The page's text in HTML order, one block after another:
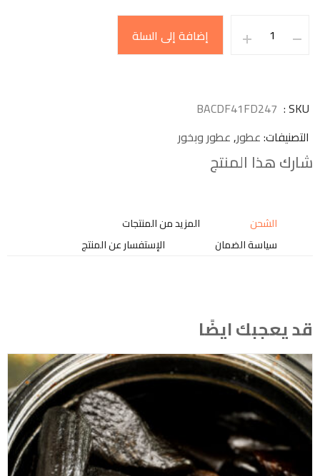
إضافة إلى السلة
SKU
BACDF41FD247
التصنيفات عطور,عطور وبخور
شارك هذا المنتج
الشحن
المزيد من المنتجات
سياسة الضمان
الإستفسار عن المنتج
قد يعجبك ايضًا